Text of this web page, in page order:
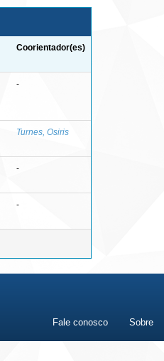
Coorientador(es)
-
Turnes, Osiris
-
-
Fale conosco Sobre